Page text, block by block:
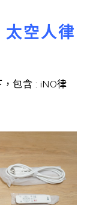
空人律
包含 : iNO律